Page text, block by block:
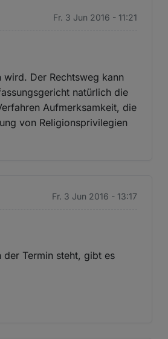
Fr. 3 Jun 2016 - 11:21
Der Rechtsweg kann
natürlich die
Aufmerksamkeit, die
von Religionsprivilegien
Fr. 3 Jun 2016 - 13:17
der Termin steht, gibt es